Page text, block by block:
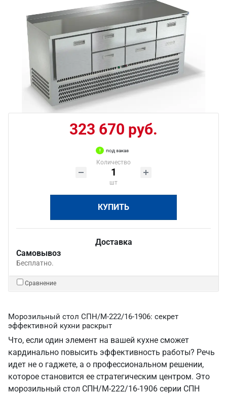
323 670 руб.
под заказ
Количество
шт
КУПИТЬ
Доставка
Самовывоз
Бесплатно.
Сравнение
Морозильный стол СПН/М-222/16-1906: секрет
эффективной кухни раскрыт
Что, если один элемент на вашей кухне сможет
кардинально повысить эффективность работы? Речь
идет не о гаджете, а о профессиональном решении,
которое становится ее стратегическим центром. Это
морозильный стол СПН/М-222/16-1906 серии СПН